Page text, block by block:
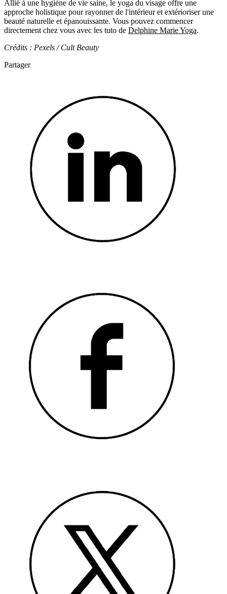
Allié à une hygiène de vie saine, le yoga du visage offre une
approche holistique pour rayonner de l'intérieur et extérioriser une
beauté naturelle et épanouissante. Vous pouvez commencer
directement chez vous avec les tuto de Delphine Marie Yoga.
Crédits : Pexels / Cult Beauty
Partager